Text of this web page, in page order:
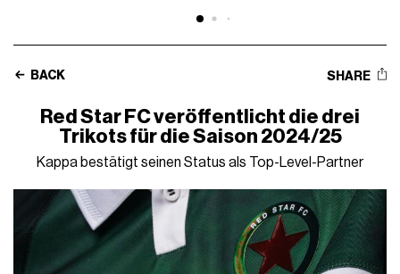
BACK SHARE
Red Star FC veröffentlicht die drei
Trikots für die Saison 2024/25
Kappa bestätigt seinen Status als Top-Level-Partner